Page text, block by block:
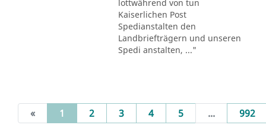
lottwährend von tun
Kaiserlichen Post
Spedianstalten den
Landbriefträgern und unseren
Spedi anstalten, ..."
« 1 (current)
2 3 4 5 ... 992